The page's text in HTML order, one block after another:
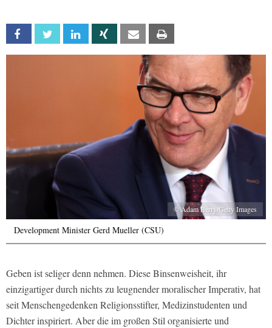
Facebook Twitter Linkedin Xing Email
© Adam Berry/Getty Images
Development Minister Gerd Mueller (CSU)
Geben ist seliger denn nehmen. Diese Binsenweisheit, ihr
einzigartiger durch nichts zu leugnender moralischer Imperativ, hat
seit Menschengedenken Religionsstifter, Medizinstudenten und
Dichter inspiriert. Aber die im großen Stil organisierte und